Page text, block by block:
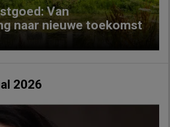
Van
naar nieuwe toekomst
2026